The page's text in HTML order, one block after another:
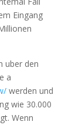
Eingang
uber den
a
werden und
wie 30.000
Wenn